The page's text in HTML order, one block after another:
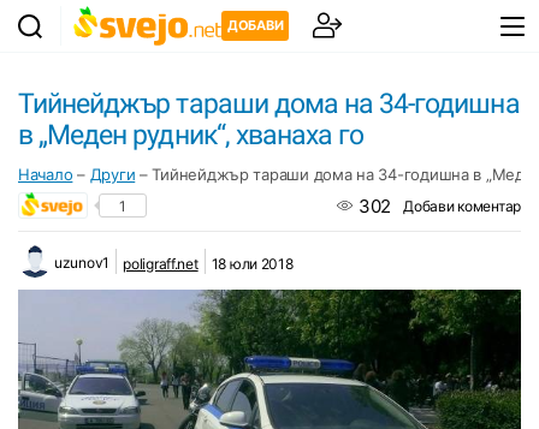
ДОБАВИ
Тийнейджър тараши дома на 34-годишна
в „Меден рудник“, хванаха го
Начало – Други –Тийнейджър тараши дома на 34-годишна в „Меден
1 302 Добави коментар
uzunov1 poligraff.net 18 юли 2018